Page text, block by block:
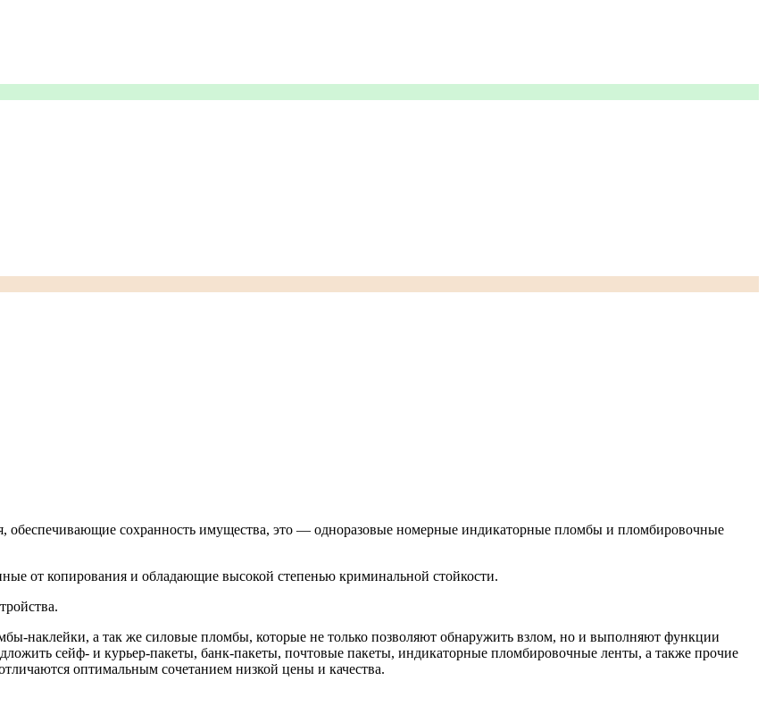
обеспечивающие сохранность имущества, это — одноразовые номерные индикаторные пломбы и пломбировочные
от копирования и обладающие высокой степенью криминальной стойкости.
наклейки, а так же силовые пломбы, которые не только позволяют обнаружить взлом, но и выполняют функции
сейф- и курьер-пакеты, банк-пакеты, почтовые пакеты, индикаторные пломбировочные ленты, а также прочие
оптимальным сочетанием низкой цены и качества.